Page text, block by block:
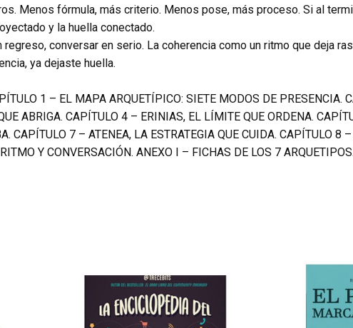
Menos fórmula, más criterio. Menos pose, más proceso. Si al
y la huella conectado.
conversar en serio. La coherencia como un ritmo que deja
ya dejaste huella.
1 – EL MAPA ARQUETÍPICO: SIETE MODOS DE PRESENCIA.
ABRIGA. CAPÍTULO 4 – ERINIAS, EL LÍMITE QUE ORDENA.
CAPÍTULO 7 – ATENEA, LA ESTRATEGIA QUE CUIDA. CAPÍTULO 8
Y CONVERSACIÓN. ANEXO I – FICHAS DE LOS 7